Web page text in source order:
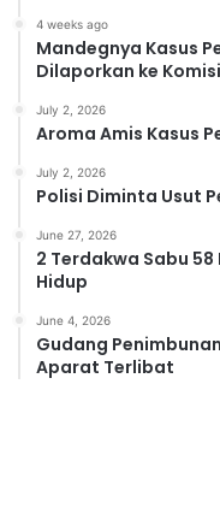
4 weeks ago
Mandegnya Kasus
Dilaporkan ke
July 2, 2026
Aroma Amis Kasus
July 2, 2026
Polisi Diminta Usut
June 27, 2026
2 Terdakwa Sabu
Hidup
June 4, 2026
Gudang
Aparat Terlibat